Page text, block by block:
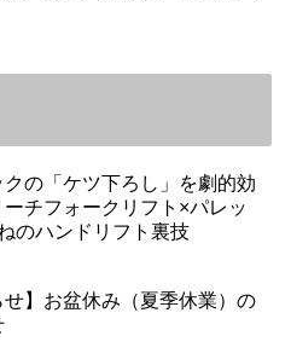
クの「ケツ下ろし」を劇的効
チフォークリフト×パレッ
のハンドリフト裏技
せ】お盆休み（夏季休業）の